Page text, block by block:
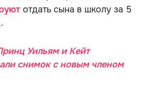
отдать сына в школу за 5
Уильям и Кейт
снимок с новым членом